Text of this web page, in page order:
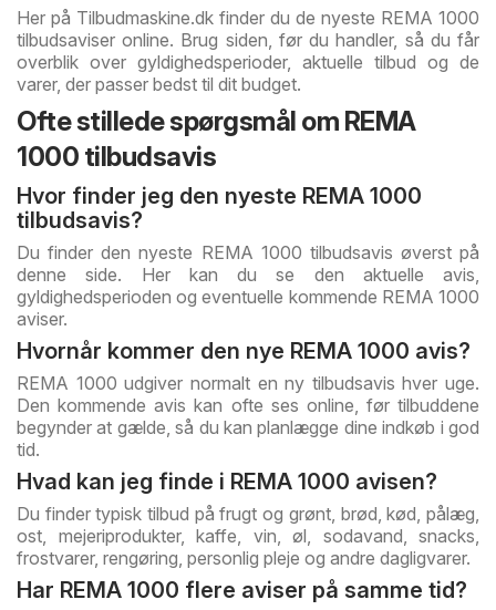
Her på Tilbudmaskine.dk finder du de nyeste REMA 1000
tilbudsaviser online. Brug siden, før du handler, så du får
overblik over gyldighedsperioder, aktuelle tilbud og de
varer, der passer bedst til dit budget.
Ofte stillede spørgsmål om REMA
1000 tilbudsavis
Hvor finder jeg den nyeste REMA 1000
tilbudsavis?
Du finder den nyeste REMA 1000 tilbudsavis øverst på
denne side. Her kan du se den aktuelle avis,
gyldighedsperioden og eventuelle kommende REMA 1000
aviser.
Hvornår kommer den nye REMA 1000 avis?
REMA 1000 udgiver normalt en ny tilbudsavis hver uge.
Den kommende avis kan ofte ses online, før tilbuddene
begynder at gælde, så du kan planlægge dine indkøb i god
tid.
Hvad kan jeg finde i REMA 1000 avisen?
Du finder typisk tilbud på frugt og grønt, brød, kød, pålæg,
ost, mejeriprodukter, kaffe, vin, øl, sodavand, snacks,
frostvarer, rengøring, personlig pleje og andre dagligvarer.
Har REMA 1000 flere aviser på samme tid?